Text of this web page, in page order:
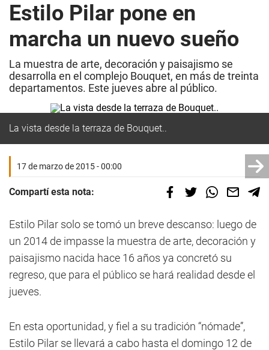
Estilo Pilar pone en
marcha un nuevo sueño
La muestra de arte, decoración y paisajismo se
desarrolla en el complejo Bouquet, en más de treinta
departamentos. Este jueves abre al público.
La vista desde la terraza de Bouquet..
17 de marzo de 2015 - 00:00
Compartí esta nota:
Estilo Pilar solo se tomó un breve descanso: luego de
un 2014 de impasse la muestra de arte, decoración y
paisajismo nacida hace 16 años ya concretó su
regreso, que para el público se hará realidad desde el
jueves.
En esta oportunidad, y fiel a su tradición “nómade”,
Estilo Pilar se llevará a cabo hasta el domingo 12 de